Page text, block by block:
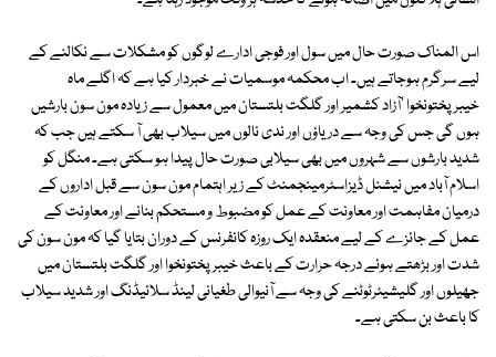
اس المناک صورت حال میں سول اور فوجی ادارے لوگوں کو مشکلات سے نکالنے کے
لیے سرگرم ہوجاتے ہیں۔ اب محکمہ موسمیات نے خبردار کیا ہے کہ اگلے ماہ
خیبرپختونخوا 'آزاد کشمیر اور گلگت بلتستان میں معمول سے زیادہ مون سون بارشیں
ہوں گی جس کی وجہ سے دریاؤں اور ندی نالوں میں سیلاب بھی آ سکتے ہیں جب کہ
شدید بارشوں سے شہروں میں بھی سیلابی صورت حال پیدا ہو سکتی ہے۔ منگل کو
اسلام آباد میں نیشنل ڈیزاسٹرمینجمنٹ کے زیر اہتمام مون سون سے قبل اداروں کے
درمیان مفاہمت اور معاونت کے عمل کو مضبوط و مستحکم بنانے اور معاونت کے
عمل کے جائزے کے لیے منعقدہ ایک روزہ کانفرنس کے دوران بتایا گیا کہ مون سون کی
شدت اور بڑھتے ہوئے درجہ حرارت کے باعث خیبرپختونخوا اور گلگت بلتستان میں
جھیلوں اور گلیشیئرٹوٹنے کی وجہ سے آنیوالی طغیانی لینڈ سلائیڈنگ اور شدید سیلاب
کا باعث بن سکتی ہے۔